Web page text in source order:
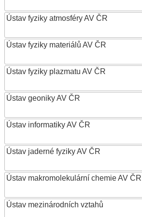
Ústav fyziky atmosféry AV ČR
Ústav fyziky materiálů AV ČR
Ústav fyziky plazmatu AV ČR
Ústav geoniky AV ČR
Ústav informatiky AV ČR
Ústav jaderné fyziky AV ČR
Ústav makromolekulární chemie AV
Ústav mezinárodních vztahů